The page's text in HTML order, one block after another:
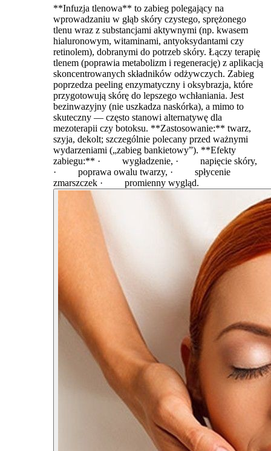
**Infuzja tlenowa** to zabieg polegający na
wprowadzaniu w głąb skóry czystego, sprężonego
tlenu wraz z substancjami aktywnymi (np. kwasem
hialuronowym, witaminami, antyoksydantami czy
retinolem), dobranymi do potrzeb skóry. Łączy terapię
tlenem (poprawia metabolizm i regenerację) z aplikacją
skoncentrowanych składników odżywczych. Zabieg
poprzedza peeling enzymatyczny i oksybrazja, które
przygotowują skórę do lepszego wchłaniania. Jest
bezinwazyjny (nie uszkadza naskórka), a mimo to
skuteczny — często stanowi alternatywę dla
mezoterapii czy botoksu. **Zastosowanie:** twarz,
szyja, dekolt; szczególnie polecany przed ważnymi
wydarzeniami („zabieg bankietowy”). **Efekty
zabiegu:** · wygładzenie, · napięcie skóry,
· poprawa owalu twarzy, · spłycenie
zmarszczek · promienny wygląd.